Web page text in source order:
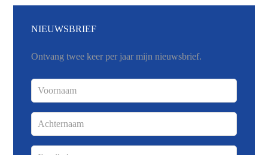
NIEUWSBRIEF
Ontvang twee keer per jaar mijn nieuwsbrief.